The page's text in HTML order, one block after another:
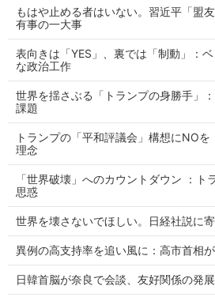
もはや止める者はいない。習近平「盟
有事の一大事
表向きは「YES」、裏では「制動」：
な政治工作
世界を揺さぶる「トランプの身勝手」
課題
トランプの「平和評議会」構想にNO
理念
「世界破壊」へのカウントダウン ：ト
思惑
世界を壊さないでほしい。日経社説に
異例の高支持率を追い風に：高市首相
日韓首脳が奈良で会談、友好関係の発